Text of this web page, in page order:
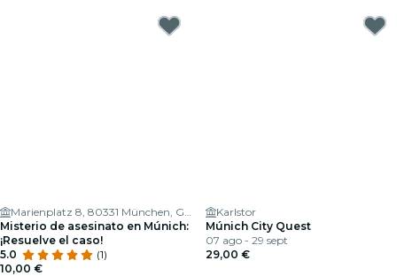
Marienplatz 8, 80331 München, Germany
Misterio de asesinato en Múnich:
¡Resuelve el caso!
5.0
(1)
10,00 €
Karlstor
Múnich City Quest
07 ago - 29 sept
29,00 €